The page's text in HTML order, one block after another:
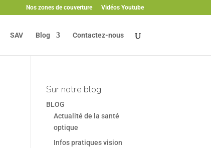
Nos zones de couverture Vidéos Youtube
SAV Blog Contactez-nous
Sur notre blog
BLOG
Actualité de la santé
optique
Infos pratiques vision